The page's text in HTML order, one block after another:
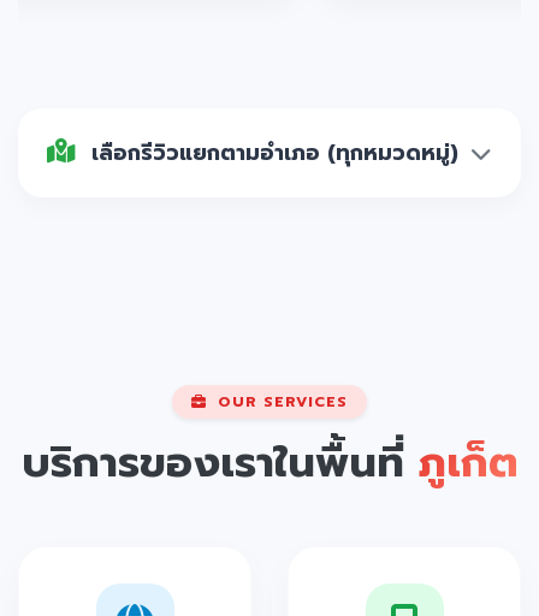
เลือกรีวิวแยกตามอำเภอ (ทุกหมวดหมู่)
OUR SERVICES
บริการของเราในพื้นที่ ภูเก็ต